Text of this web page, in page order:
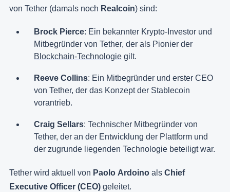
von Tether (damals noch Realcoin) sind:
Brock Pierce: Ein bekannter Krypto-Investor und
Mitbegründer von Tether, der als Pionier der
Blockchain-Technologie gilt.
Reeve Collins: Ein Mitbegründer und erster CEO
von Tether, der das Konzept der Stablecoin
vorantrieb.
Craig Sellars: Technischer Mitbegründer von
Tether, der an der Entwicklung der Plattform und
der zugrunde liegenden Technologie beteiligt war.
Tether wird aktuell von Paolo Ardoino als Chief
Executive Officer (CEO) geleitet.